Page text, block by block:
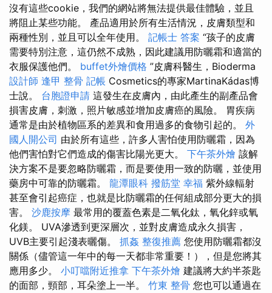
沒有這些cookie，我們的網站將無法提供最佳體驗，並且
將阻止某些功能。 產品適用於所有生活情況，皮膚類型和
兩種性別，並且可以全年使用。 記帳士 答案 “孩子的皮膚
需要特別注意，這仍然不成熟，因此建議用防曬霜和適當的
衣服保護他們。 buffet外燴價格 ”皮膚科醫生，Bioderma
設計師 逢甲 整骨 記帳 Cosmetics的專家MartinaKádas博
士說。 台胞證申請 這發生在皮膚內，由此產生的副產品會
損害皮膚，刺激，照片敏感並增加皮膚癌的風險。 胃疾病
通常是由於植物區系的差異和食用過多的食物引起的。 外
國人開公司 由於所有這些，許多人害怕使用防曬霜，因為
他們害怕對它們造成的傷害比陽光更大。 下午茶外燴 該解
決方案不是要忽略防曬霜，而是要使用一致的防曬，並使用
藥房中可靠的防曬霜。 龍潭眼科 撥筋堂 幸福 紫外線輻射
甚至會引起癌症，也就是比防曬霜的任何組成部分更大的損
害。 沙鹿按摩 最常用的覆蓋色素是二氧化鈦，氧化鋅或氧
化鎂。 UVA滲透到更深層次，並對皮膚造成永久損害，
UVB主要引起淺表曬傷。 抓姦 整復推薦 您使用防曬霜都沒
關係（儘管這一年中的每一天都非常重要！），但是您將其
應用多少。 小叮噹附近推拿 下午茶外燴 建議將大約半茶匙
的面部，頸部，耳朵塗上一半。 竹東 整骨 您也可以通過在